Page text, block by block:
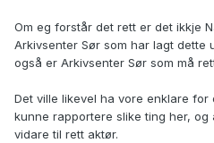
Om eg forstår det rett er det ikkje
Arkivsenter Sør som har lagt dette
også er Arkivsenter Sør som må
Det ville likevel ha vore enklare for
kunne rapportere slike ting her, og
vidare til rett aktør.